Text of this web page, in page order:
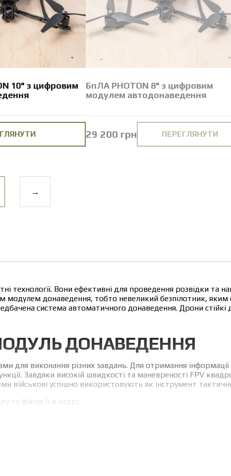
10" з цифровим
БпЛА PHOTON 8" з цифровим
модулем автодонаведення
29 200 грн ПЕРЕГЛЯНУТИ
→
технології. Вони ефективні для проведення розвідки та
донаведення, тобто невеликий безпілотник, яким
система автоматичного донаведення. Дрони
ДОНАВЕДЕННЯ
для виконання різних завдань. Для отримання
Завдяки високій швидкості та маневреності FPV
військові успішно використовують як інструмент
та фіксує її в кадрі;
цілі та стабілізація траєкторії. Це підвищує